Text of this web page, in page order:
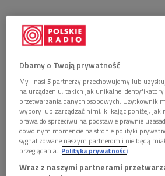
Dbamy o Twoją prywatność
My i nasi5 partnerzy przechowujemy lub
na urządzeniu, takich jak unikalne
przetwarzania danych osobowych. Użytkownik
wybory lub zarządzać nimi, klikając poniżej, jak
prawa do sprzeciwu na podstawie prawnie
dowolnym momencie na stronie polityki
sygnalizowane naszym partnerom i nie będą
przeglądania. Polityka prywatności
Wraz z naszymi partnerami